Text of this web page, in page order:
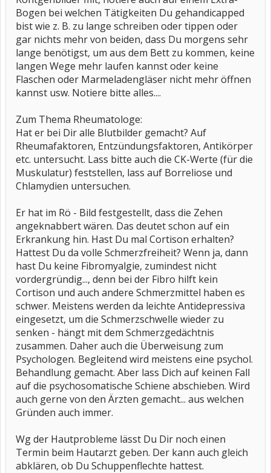
Bogen bei welchen Tätigkeiten Du gehandicapped
bist wie z. B. zu lange schreiben oder tippen oder
gar nichts mehr von beiden, dass Du morgens sehr
lange benötigst, um aus dem Bett zu kommen, keine
langen Wege mehr laufen kannst oder keine
Flaschen oder Marmeladengläser nicht mehr öffnen
kannst usw. Notiere bitte alles....
Zum Thema Rheumatologe:
Hat er bei Dir alle Blutbilder gemacht? Auf
Rheumafaktoren, Entzündungsfaktoren, Antikörper
etc. untersucht. Lass bitte auch die CK-Werte (für die
Muskulatur) feststellen, lass auf Borreliose und
Chlamydien untersuchen.
Er hat im Rö - Bild festgestellt, dass die Zehen
angeknabbert wären. Das deutet schon auf ein
Erkrankung hin. Hast Du mal Cortison erhalten?
Hattest Du da volle Schmerzfreiheit? Wenn ja, dann
hast Du keine Fibromyalgie, zumindest nicht
vordergründig..., denn bei der Fibro hilft kein
Cortison und auch andere Schmerzmittel haben es
schwer. Meistens werden da leichte Antidepressiva
eingesetzt, um die Schmerzschwelle wieder zu
senken - hängt mit dem Schmerzgedächtnis
zusammen. Daher auch die Überweisung zum
Psychologen. Begleitend wird meistens eine psychol.
Behandlung gemacht. Aber lass Dich auf keinen Fall
auf die psychosomatische Schiene abschieben. Wird
auch gerne von den Ärzten gemacht... aus welchen
Gründen auch immer.
Wg der Hautprobleme lässt Du Dir noch einen
Termin beim Hautarzt geben. Der kann auch gleich
abklären, ob Du Schuppenflechte hattest.